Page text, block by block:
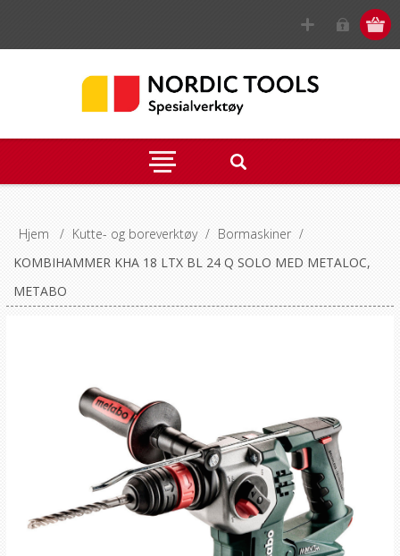
Hjem / Kutte- og boreverktøy / Bormaskiner /
KOMBIHAMMER KHA 18 LTX BL 24 Q SOLO MED METALOC,
METABO